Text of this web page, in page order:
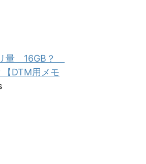
量 16GB？
DTM用メモ